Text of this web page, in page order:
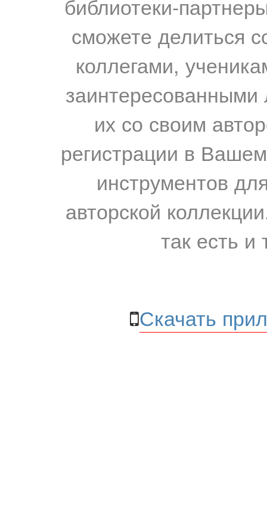
библиотеки-
сможете делиться
коллегами,
их со своим
регистрации в
инструментов
авторской
так есть и
Скачать